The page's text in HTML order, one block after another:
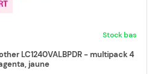
Stock bas
LC1240VALBPDR - multipack 4
jaune